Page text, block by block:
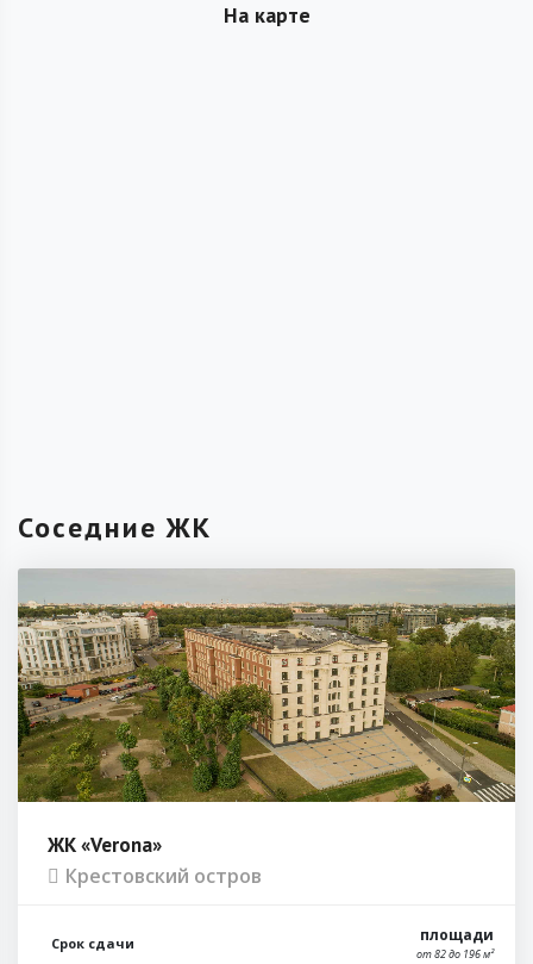
На карте
Соседние ЖК
ЖК «Verona»
Крестовский остров
Срок сдачи площади
от 82 до 196 м²